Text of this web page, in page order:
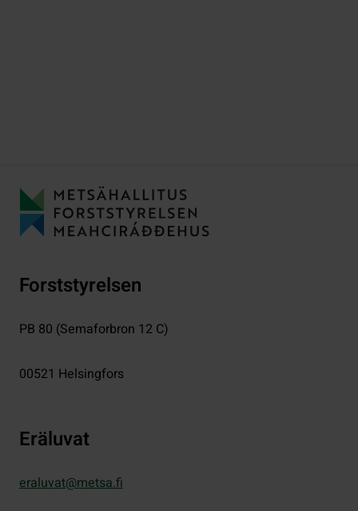
Forststyrelsen
PB 80 (Semaforbron 12 C)
00521 Helsingfors
Eräluvat
eraluvat@metsa.fi